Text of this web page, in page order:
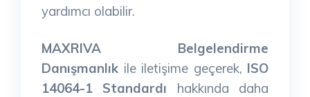
yardımcı olabilir.
MAXRIVA Belgelendirme
Danışmanlık ile iletişime geçerek, ISO
14064-1 Standardı hakkında daha